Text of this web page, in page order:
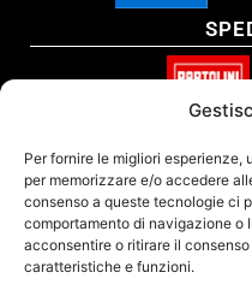
Per fornire le migliori
per memorizzare e/o accedere
consenso a queste tecnologie ci
comportamento di navigazione o
acconsentire o ritirare il
caratteristiche e funzioni.